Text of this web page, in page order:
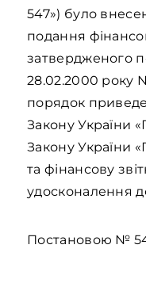
547») було
подання
затвердженого
28.02.2000 року
порядок
Закону України
Закону України
та фінансову
удосконалення
Постановою №